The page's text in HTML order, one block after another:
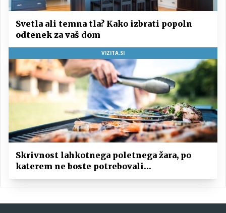
Svetla ali temna tla? Kako izbrati popoln
odtenek za vaš dom
VIZITA.SI
Skrivnost lahkotnega poletnega žara, po
katerem ne boste potrebovali
popoldanskega spanca